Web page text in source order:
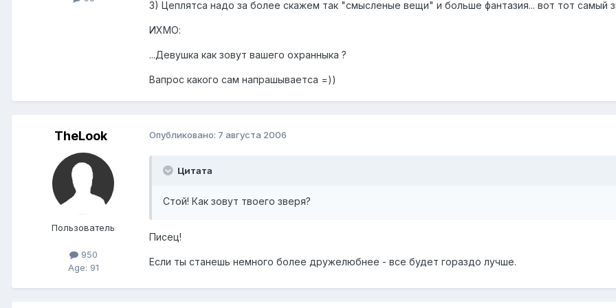
3) Цеплятса надо за более скажем так "смысленые вещи" и больше фантазия... вот тот самый
ИХМО:
...Девушка как зовут вашего охранныка ?
Вапрос какого сам напрашываетса =))
TheLook
Пользователь
950
Age: 91
Опубликовано: 7 августа 2006
Цитата
Стой! Как зовут твоего зверя?
Писец!
Если ты станешь немного более дружелюбнее - все будет гораздо лучше.